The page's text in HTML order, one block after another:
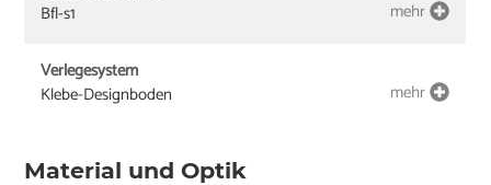
Bfl-s1
mehr
Verlegesystem
Klebe-Designboden
mehr
Material und Optik